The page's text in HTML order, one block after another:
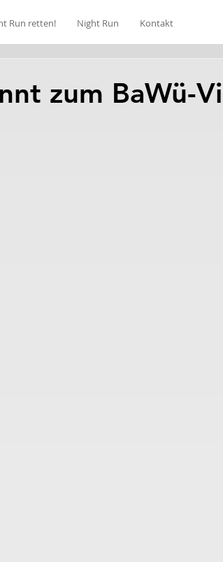
Run retten! Night Run Kontakt
zum BaWü-